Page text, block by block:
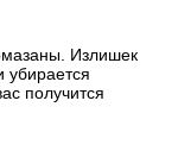
Излишек
убирается
получится